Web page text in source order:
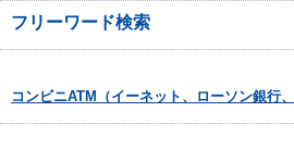
フリーワード検索
コンビニATM（イーネット、ローソン銀行、